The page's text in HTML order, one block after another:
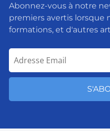
Abonnez-vous à notre
premiers avertis lorsque
formations, et d'autres